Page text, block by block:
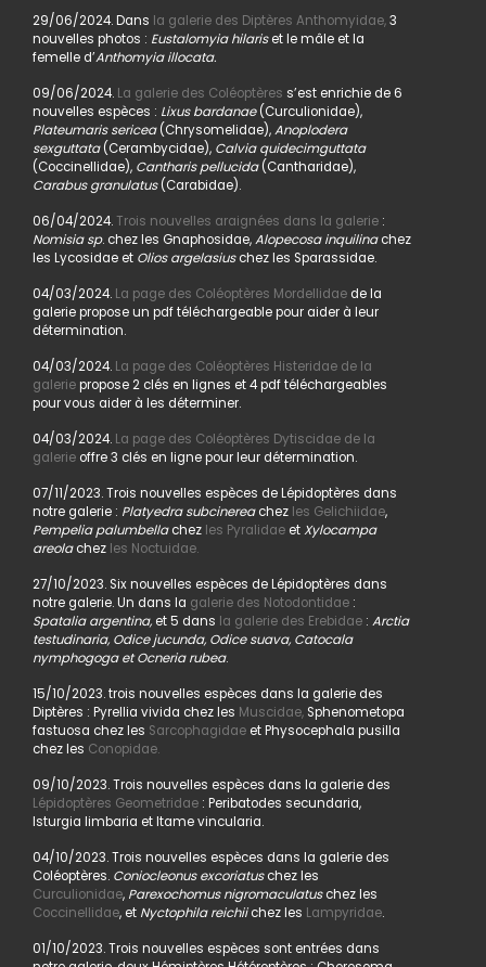
29/06/2024. Dans la galerie des Diptères Anthomyidae,3
nouvelles photos : Eustalomyia hilariset le mâle et la
femelle d’Anthomyia illocata.
09/06/2024.La galerie des Coléoptères s’est enrichie de 6
nouvelles espèces : Lixus bardanae(Curculionidae),
Plateumaris sericea(Chrysomelidae),Anoplodera
sexguttata(Cerambycidae), Calvia quidecimguttata
(Coccinellidae), Cantharis pellucida(Cantharidae),
Carabus granulatus(Carabidae).
06/04/2024.Trois nouvelles araignées dans la galerie:
Nomisia sp. chez les Gnaphosidae,Alopecosa inquilinachez
les Lycosidae et Olios argelasiuschez les Sparassidae.
04/03/2024. La page des Coléoptères Mordellidaede la
galerie propose un pdf téléchargeable pour aider à leur
détermination.
04/03/2024. La page des Coléoptères Histeridae de la
galeriepropose 2 clés en lignes et 4 pdf téléchargeables
pour vous aider à les déterminer.
04/03/2024. La page des Coléoptères Dytiscidae de la
galerieoffre 3 clés en ligne pour leur détermination.
07/11/2023. Trois nouvelles espèces de Lépidoptères dans
notre galerie : Platyedra subcinereachez les Gelichiidae,
Pempelia palumbellachez les PyralidaeetXylocampa
areolachez les Noctuidae.
27/10/2023. Six nouvelles espèces de Lépidoptères dans
notre galerie. Un dans la galerie des Notodontidae:
Spatalia argentina, et 5 dans la galerie des Erebidae: Arctia
testudinaria, Odice jucunda, Odice suava, Catocala
nymphogoga et Ocneria rubea.
15/10/2023. trois nouvelles espèces dans la galerie des
Diptères : Pyrellia vivida chez les Muscidae,Sphenometopa
fastuosa chez les Sarcophagidaeet Physocephala pusilla
chez les Conopidae.
09/10/2023. Trois nouvelles espèces dans la galerie des
Lépidoptères Geometridae: Peribatodes secundaria,
Isturgia limbaria et Itame vincularia.
04/10/2023. Trois nouvelles espèces dans la galerie des
Coléoptères. Coniocleonus excoriatuschez les
Curculionidae, Parexochomus nigromaculatuschez les
Coccinellidae, et Nyctophila reichiichez les Lampyridae.
01/10/2023. Trois nouvelles espèces sont entrées dans